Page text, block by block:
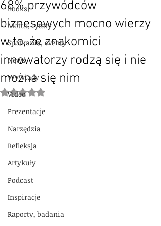
Books
Motta, cytaty
Spotkania, eventy
News
Wywiady
Video
Prezentacje
Narzędzia
Refleksja
Artykuły
Podcast
Inspiracje
Raporty, badania
68% przywódców
biznesowych mocno wierzy
w to, że znakomici
innowatorzy rodzą się i nie
można się nim
Oceniono na NaN z 5 gwiazdek.